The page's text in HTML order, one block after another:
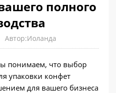
полного
Автор:Иоланда
понимаем, что выбор
упаковки конфет
для вашего бизнеса